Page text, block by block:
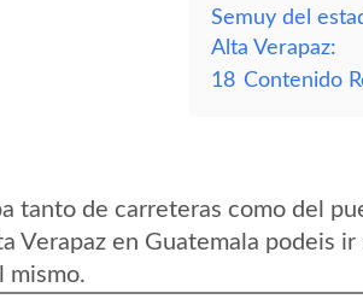
Semuy del
Alta Verapaz:
18 Contenido
tanto de carreteras como del
Verapaz en Guatemala podeis ir
mismo.